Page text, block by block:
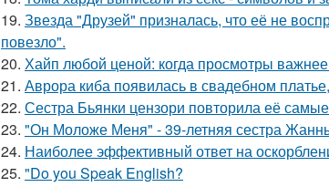
19. Звезда "Друзей" призналась, что её не
повезло".
20. Хайп любой ценой: когда просмотры важнее
21. Аврора киба появилась в свадебном
22. Сестра Бьянки цензори повторила её
23. "Он Моложе Меня" - 39-летняя сестра
24. Наиболее эффективный ответ на
25. "Do you Speak English?